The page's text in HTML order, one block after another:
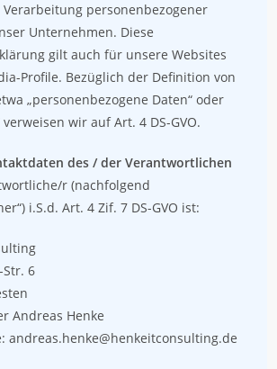
Verarbeitung personenbezogener
Unternehmen. Diese
gilt auch für unsere Websites
Profile. Bezüglich der Definition von
„personenbezogene Daten“ oder
wir auf Art. 4 DS-GVO.
des / der Verantwortlichen
r (nachfolgend
i.S.d. Art. 4 Zif. 7 DS-GVO ist:
6
Andreas Henke
andreas.henke@henkeitconsulting.de